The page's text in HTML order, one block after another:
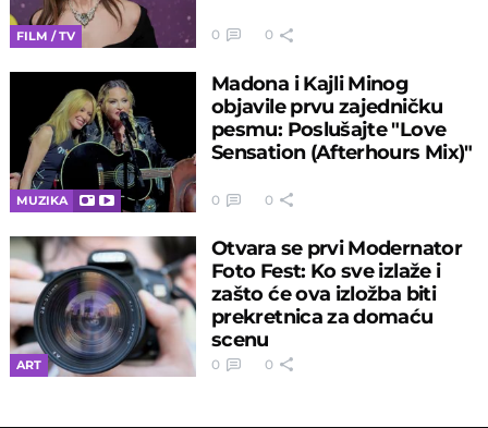
FILM / TV 0 0
MUZIKA
Madona i Kajli Minog
objavile prvu zajedničku
pesmu: Poslušajte "Love
Sensation (Afterhours Mix)"
0 0
ART
Otvara se prvi Modernator
Foto Fest: Ko sve izlaže i
zašto će ova izložba biti
prekretnica za domaću
scenu
0 0